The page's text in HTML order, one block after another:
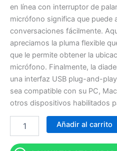
en línea con interruptor de
micrófono significa que puede
conversaciones fácilmente.
apreciamos la pluma flexible
que le permite obtener la
micrófono. Finalmente, la
una interfaz USB plug-and-
sea compatible con su PC,
otros dispositivos habilitados
Añadir al carrito